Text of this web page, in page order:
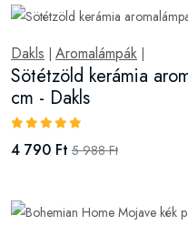
Dakls | Aromalámpák |
Sötétzöld kerámia
cm - Dakls
4 790 Ft 5 988 Ft